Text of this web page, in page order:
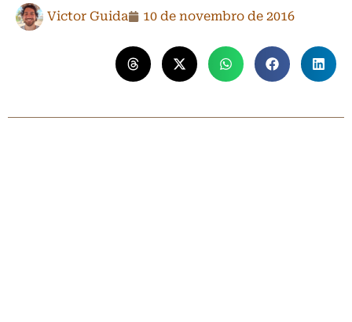
Victor Guida 10 de novembro de 2016